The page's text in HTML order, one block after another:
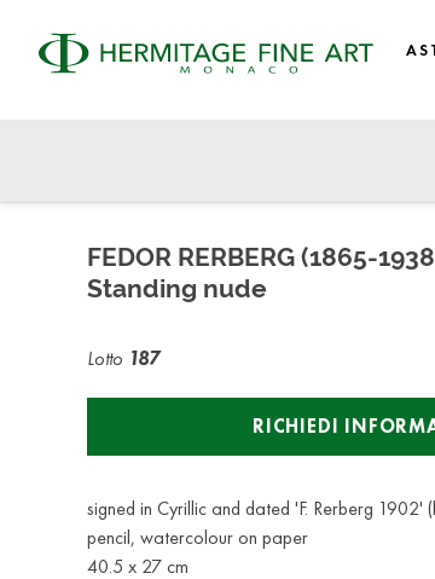
Fine Art: from Old Masters to 19th
FEDOR RERBERG (1865-
Standing nude
Lotto 187
RICHIEDI
signed in Cyrillic and dated 'F. Rerberg 1902'
pencil, watercolour on paper
40.5 x 27 cm